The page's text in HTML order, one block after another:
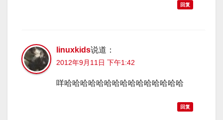
回复
linuxkids说道：
2012年9月11日 下午1:42
咩哈哈哈哈哈哈哈哈哈哈哈哈哈哈哈
回复